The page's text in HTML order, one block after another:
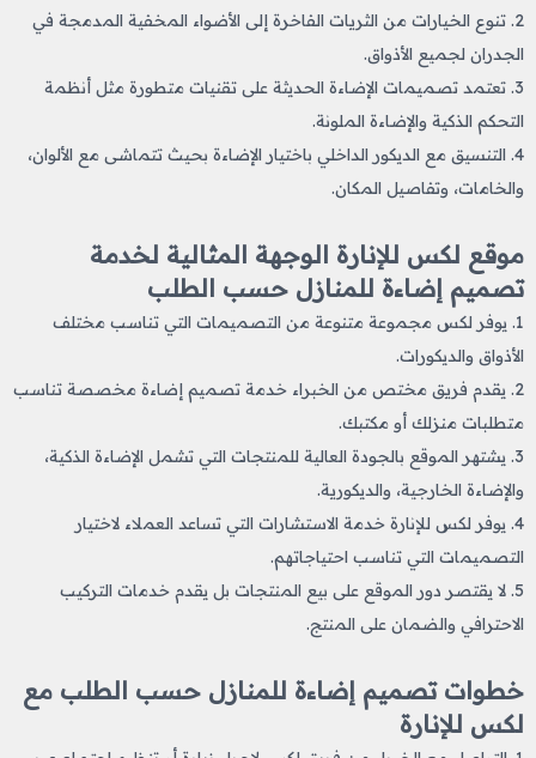
2. تنوع الخيارات من الثريات الفاخرة إلى الأضواء المخفية المدمجة في
الجدران لجميع الأذواق.
3. تعتمد تصميمات الإضاءة الحديثة على تقنيات متطورة مثل أنظمة
التحكم الذكية والإضاءة الملونة.
4. التنسيق مع الديكور الداخلي باختيار الإضاءة بحيث تتماشى مع الألوان،
والخامات، وتفاصيل المكان.
موقع لكس للإنارة الوجهة المثالية لخدمة
تصميم إضاءة للمنازل حسب الطلب
1. يوفر لكس مجموعة متنوعة من التصميمات التي تناسب مختلف
الأذواق والديكورات.
2. يقدم فريق مختص من الخبراء خدمة تصميم إضاءة مخصصة تناسب
متطلبات منزلك أو مكتبك.
3. يشتهر الموقع بالجودة العالية للمنتجات التي تشمل الإضاءة الذكية،
والإضاءة الخارجية، والديكورية.
4. يوفر لكس للإنارة خدمة الاستشارات التي تساعد العملاء لاختيار
التصميمات التي تناسب احتياجاتهم.
5. لا يقتصر دور الموقع على بيع المنتجات بل يقدم خدمات التركيب
الاحترافي والضمان على المنتج.
خطوات تصميم إضاءة للمنازل حسب الطلب مع
لكس للإنارة